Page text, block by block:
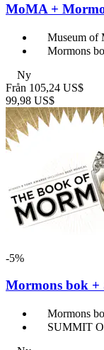
MoMA +
Museum of
Mormons
Ny
Från 105,24 US$
99,98 US$
-5%
Mormons bok
Mormons
SUMMIT